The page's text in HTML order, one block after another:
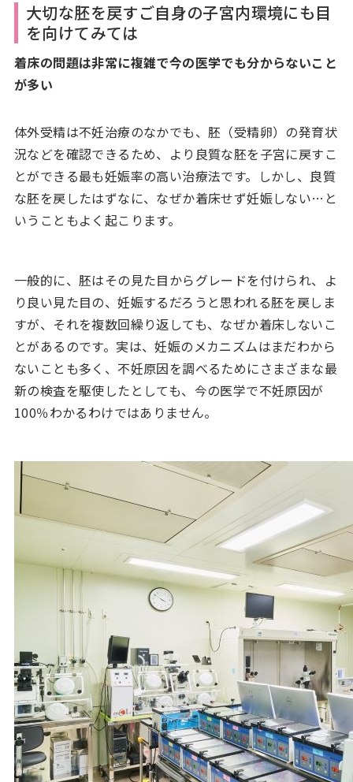
大切な胚を戻すご自身の子宮内環境にも目
を向けてみては
着床の問題は非常に複雑で今の医学でも分からないこと
が多い
体外受精は不妊治療のなかでも、胚（受精卵）の発育状
況などを確認できるため、より良質な胚を子宮に戻すこ
とができる最も妊娠率の高い治療法です。しかし、良質
な胚を戻したはずなに、なぜか着床せず妊娠しない…と
いうこともよく起こります。
一般的に、胚はその見た目からグレードを付けられ、よ
り良い見た目の、妊娠するだろうと思われる胚を戻しま
すが、それを複数回繰り返しても、なぜか着床しないこ
とがあるのです。実は、妊娠のメカニズムはまだわから
ないことも多く、不妊原因を調べるためにさまざまな最
新の検査を駆使したとしても、今の医学で不妊原因が
100％わかるわけではありません。